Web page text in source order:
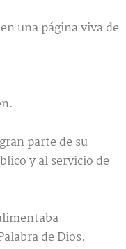
una página viva de
parte de su
y al servicio de
de Dios.